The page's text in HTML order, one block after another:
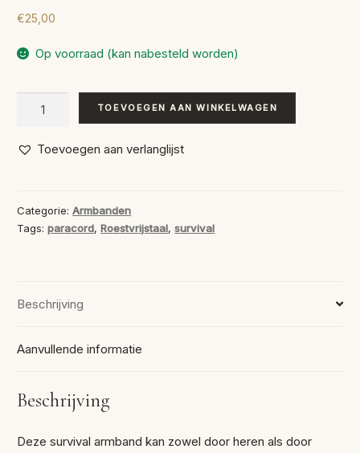
€25,00
Op voorraad (kan nabesteld worden)
Stoere
armband
aantal
TOEVOEGEN AAN WINKELWAGEN
Toevoegen aan verlanglijst
Categorie:Armbanden
Tags:paracord,Roestvrijstaal,survival
Beschrijving
Aanvullende informatie
Beschrijving
Deze survival armband kan zowel door heren als door